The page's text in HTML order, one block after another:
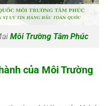
Môi Trường Tâm Phúc
của Môi Trường